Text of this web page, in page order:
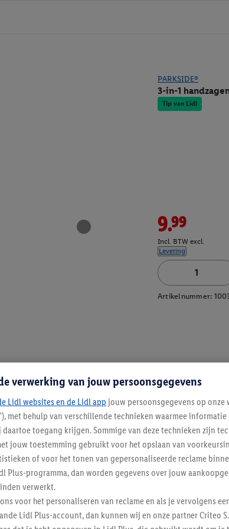
PARKSIDE®
3-in-1
Tip van Lidl
9.99
Incl. BTW excl.
Levering
Artikelnummer:
verwerking van jouw persoonsgegevens
Lidl websites en de Lidl app jouw persoonsgegevens op onze
met behulp van verschillende technieken waarmee
toegang krijgen. Sommige van deze technieken zijn
jouw toestemming gebruikt voor het opslaan van
of voor het tonen van gepersonaliseerde reclame
Plus-programma, dan worden gegevens over jouw
verwerkt.
voor het personaliseren van reclame en als je vervolgens
Lidl Plus-account, dan kunnen wij en onze partner Criteo